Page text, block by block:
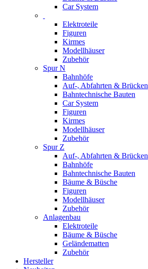
Car System
Elektroteile
Figuren
Kirmes
Modellhäuser
Zubehör
Spur N
Bahnhöfe
Auf-, Abfahrten & Brücken
Bahntechnische Bauten
Car System
Figuren
Kirmes
Modellhäuser
Zubehör
Spur Z
Auf-, Abfahrten & Brücken
Bahnhöfe
Bahntechnische Bauten
Bäume & Büsche
Figuren
Modellhäuser
Zubehör
Anlagenbau
Elektroteile
Bäume & Büsche
Geländematten
Zubehör
Hersteller